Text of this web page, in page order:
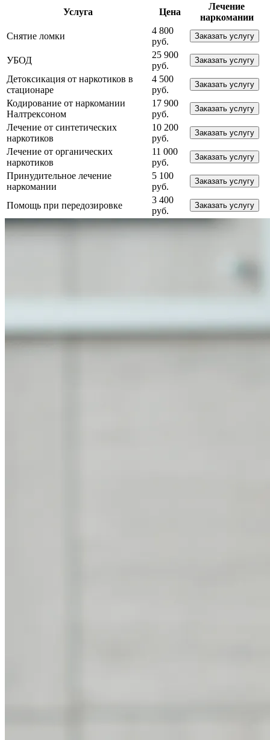
Услуга
Цена
Лечение
наркомании
Снятие ломки
4 800
руб.
Заказать услугу
УБОД
25 900
руб.
Заказать услугу
Детоксикация от наркотиков в
стационаре
4 500
руб.
Заказать услугу
Кодирование от наркомании
Налтрексоном
17 900
руб.
Заказать услугу
Лечение от синтетических
наркотиков
10 200
руб.
Заказать услугу
Лечение от органических
наркотиков
11 000
руб.
Заказать услугу
Принудительное лечение
наркомании
5 100
руб.
Заказать услугу
Помощь при передозировке
3 400
руб.
Заказать услугу